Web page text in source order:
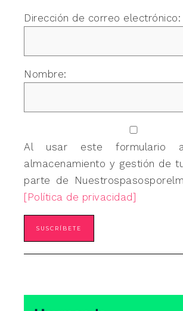
Dirección de correo electrónico:
Nombre:
Al usar este formulario
almacenamiento y gestión de
parte de
[Política de privacidad]